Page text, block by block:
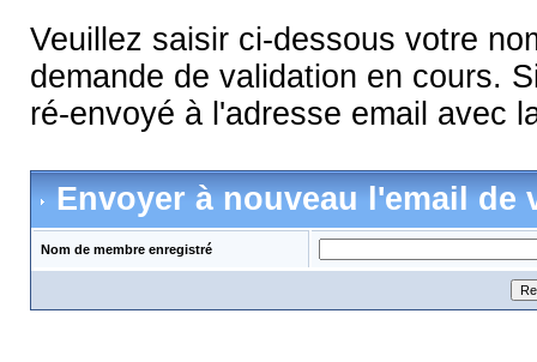
Veuillez saisir ci-dessous votre
demande de validation en cours.
ré-envoyé à l'adresse email avec
Envoyer à nouveau l'email de
Nom de membre enregistré